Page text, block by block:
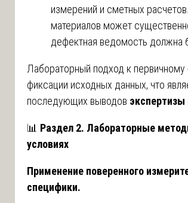
измерений и сметных
материалов может
дефектная ведомость должна
Лабораторный подход к
фиксации исходных данных, что
последующих выводов
📊 Раздел 2. Лабораторные
условиях
Применение поверенного
специфики.